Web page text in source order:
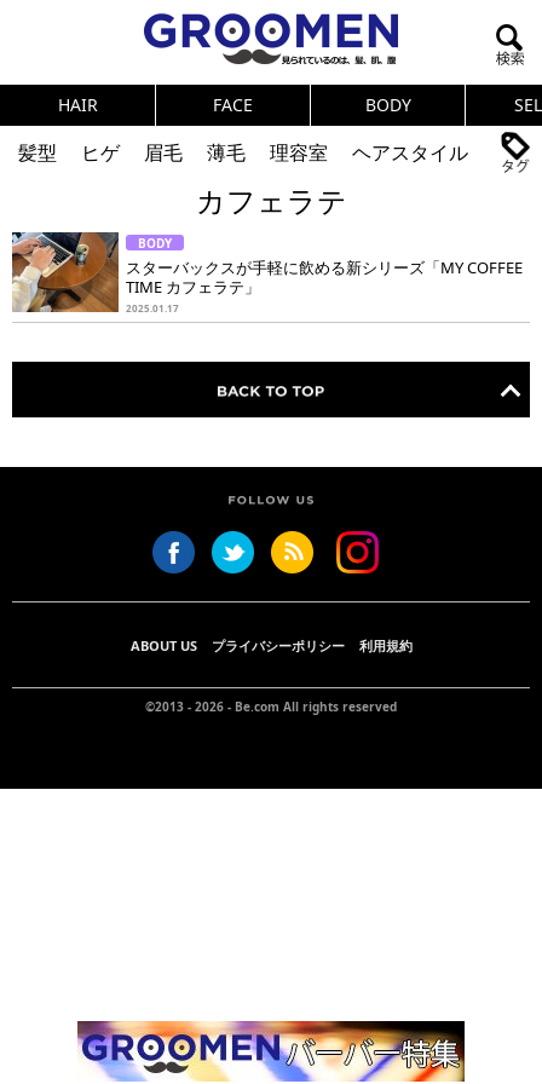
HAIR FACE BODY
髪型 ヒゲ 眉毛 薄毛 理容室
ヘアスタイル
ニオイ
連載
メンズコスメ
NEWS PICK UP 筋肉
女の本音
テストステロン
海外セレブ
健康
スキンケア 食事
調査結果
トレーニング
好印象な男
頭皮ケア
ダイエット
理容室
カフェラテ
BODY
スターバックスが手軽に飲める新シリーズ「MY COFFEE
TIME カフェラテ」
2025.01.17
ABOUT US プライバシーポリシー 利用規約
©2013 - 2026 - Be.com All rights reserved